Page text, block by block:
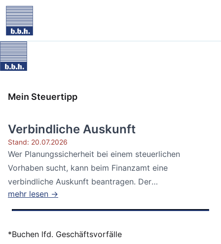
Mein Steuertipp
Verbindliche Auskunft
Stand: 20.07.2026
Wer Planungssicherheit bei einem steuerlichen
Vorhaben sucht, kann beim Finanzamt eine
verbindliche Auskunft beantragen. Der
Bundesfinanzhof...
mehr lesen →
*Buchen lfd. Geschäftsvorfälle